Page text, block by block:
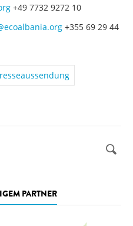
+49 7732 9272 10
+355 69 29 44
PARTNER